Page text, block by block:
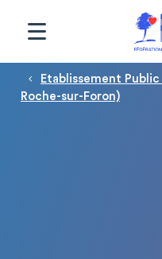
Fil d'Ariane
Etablissement
Roche-sur-Foron)
Panneau de gestion des